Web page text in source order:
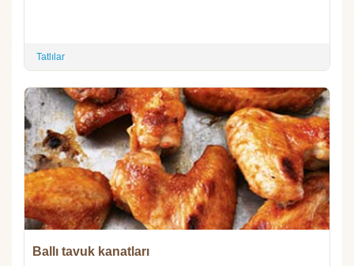
Tatlılar
Ballı tavuk kanatları